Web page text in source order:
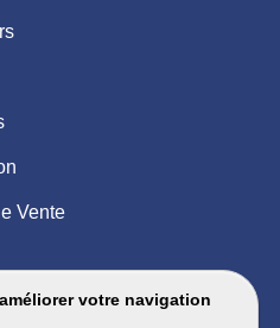
votre navigation
Vente